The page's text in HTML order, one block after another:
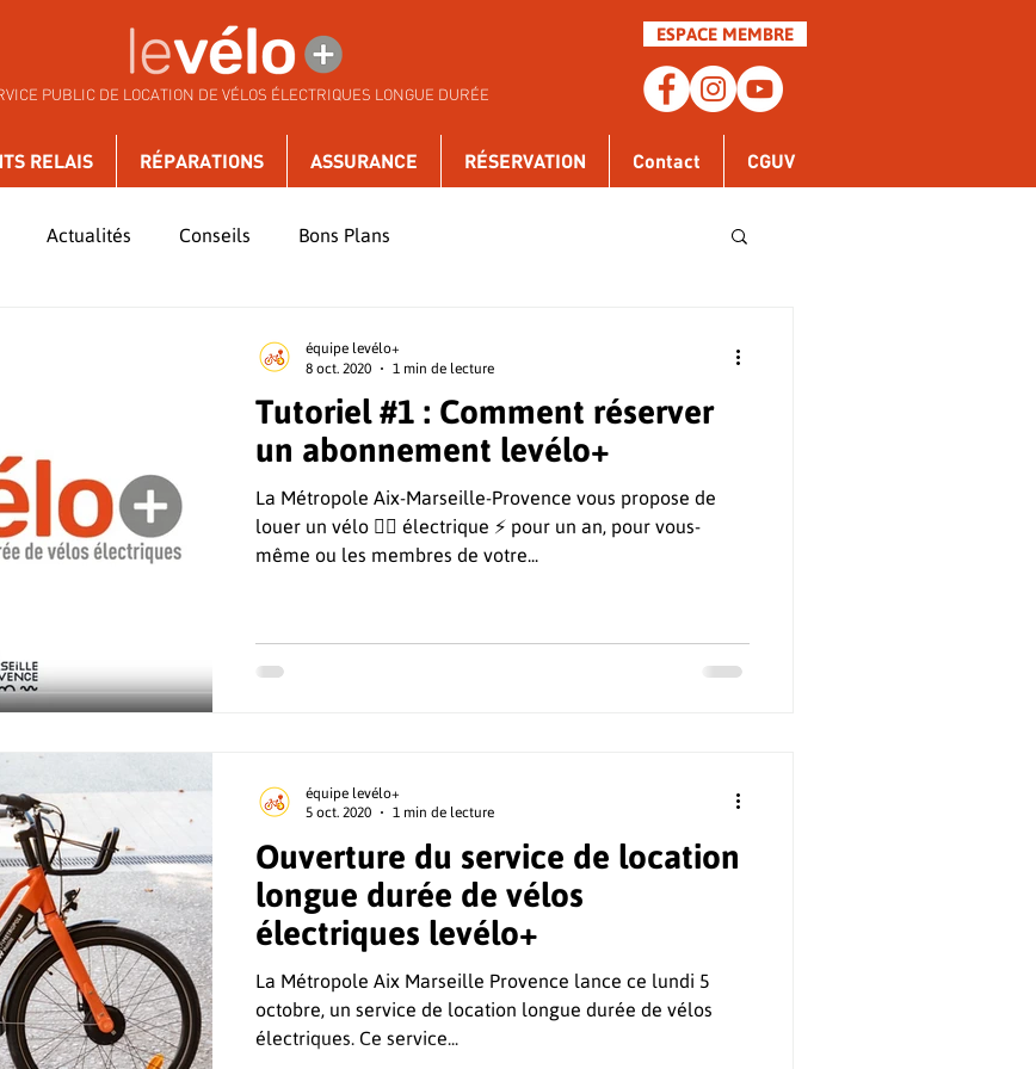
PUBLIC DE LOCATION DE VÉLOS ÉLECTRIQUES LONGUE DURÉE
ESPACE MEMBRE
RELAIS RÉPARATIONS ASSURANCE RÉSERVATION Contact CGUV
Actualités Conseils Bons Plans
Tutoriel #1 : Comment réserver
un abonnement levélo+
La Métropole Aix-Marseille-Provence vous propose de
louer un vélo 🚴‍♂️ électrique ⚡ pour un an, pour vous-
même ou les membres de votre...
équipe levélo+
8 oct. 2020
1 min de lecture
Ouverture du service de location
longue durée de vélos
électriques levélo+
La Métropole Aix Marseille Provence lance ce lundi 5
octobre, un service de location longue durée de vélos
électriques. Ce service...
équipe levélo+
5 oct. 2020
1 min de lecture